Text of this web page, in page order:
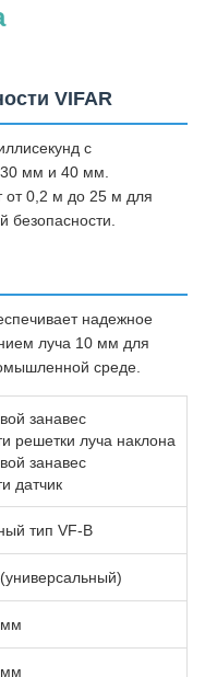
VIFAR
с
мм и 40 мм.
от 0,2 м до 25 м для
надежное
луча 10 мм для
среде.
занавес
решетки луча наклона
занавес
датчик
тип VF-B
мм
мм